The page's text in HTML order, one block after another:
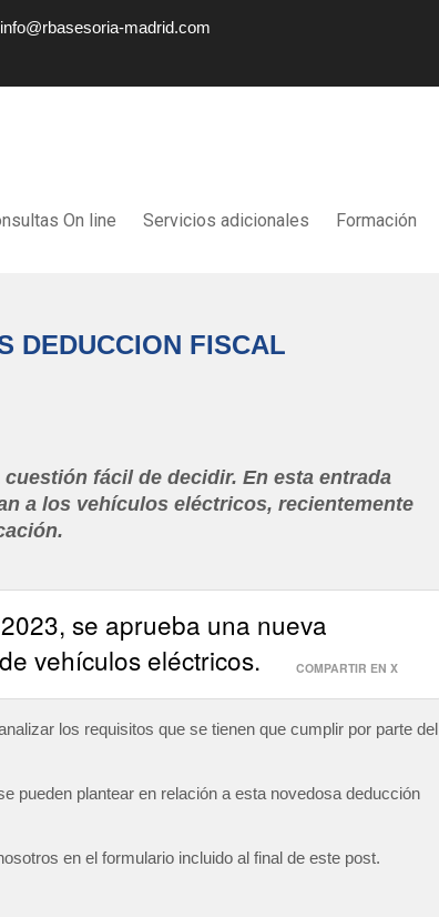
info@rbasesoria-madrid.com
On line Servicios adicionales Formación
DEDUCCION FISCAL
fácil de decidir. En esta entrada
a los vehículos eléctricos, recientemente
se aprueba una nueva
vehículos eléctricos.
COMPARTIR EN X
los requisitos que se tienen que cumplir por parte del
pueden plantear en relación a esta novedosa deducción
en el formulario incluido al final de este post.